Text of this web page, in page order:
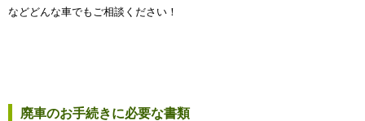
などどんな車でもご相談ください！
廃車のお手続きに必要な書類